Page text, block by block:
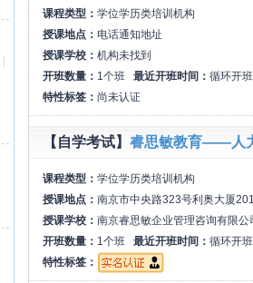
课程类型： 学位学历类培训机构
授课地点： 电话通知地址
授课学校： 机构未找到
开班数量： 1个班 最近开班时间： 循环开班
特性标签： 尚未认证
【自学考试】 睿思敏教育——人
课程类型： 学位学历类培训机构
授课地点： 南京市中央路323号利奥大厦
授课学校： 南京睿思敏企业管理咨询有限公
开班数量： 1个班 最近开班时间： 循环开班
特性标签：